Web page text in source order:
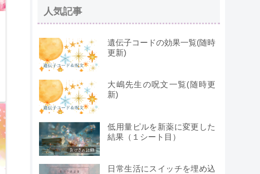
人気記事
遺伝子コードの効果一覧(随時
更新)
大嶋先生の呪文一覧(随時更
新)
低用量ピルを新薬に変更した
結果（１シート目）
日常生活にスイッチを埋め込